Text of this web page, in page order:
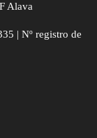
Alava
| Nº registro de